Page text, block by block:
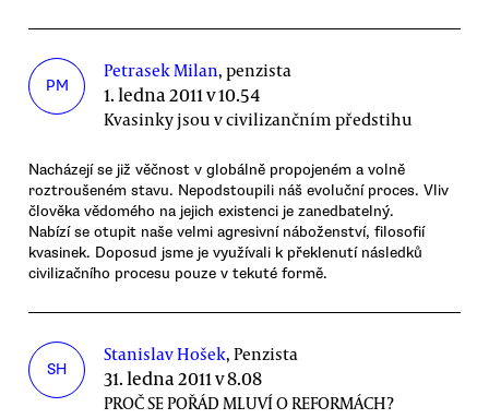
PM
Petrasek Milan, penzista
1. ledna 2011 v 10.54
Kvasinky jsou v civilizančním předstihu
Nacházejí se již věčnost v globálně propojeném a volně
roztroušeném stavu. Nepodstoupili náš evoluční proces. Vliv
člověka vědomého na jejich existenci je zanedbatelný.
Nabízí se otupit naše velmi agresivní náboženství, filosofií
kvasinek. Doposud jsme je využívali k překlenutí následků
civilizačního procesu pouze v tekuté formě.
SH
Stanislav Hošek, Penzista
31. ledna 2011 v 8.08
PROČ SE POŘÁD MLUVÍ O REFORMÁCH?